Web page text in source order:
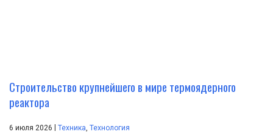
Строительство крупнейшего в мире термоядерного
реактора
6 июля 2026 | Техника Технология